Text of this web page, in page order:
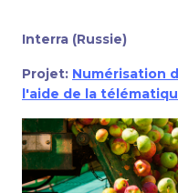
Interra (Russie)
Projet: Numérisation
l'aide de la